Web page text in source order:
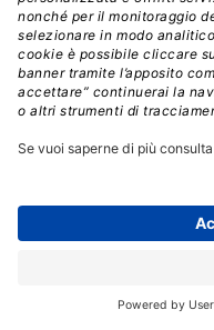
campus parigino di
tassello strategico nel
AI europeo capace di
dominato da colossi
impressionante fino a
dipendenti,il nodo
enormi quantità di